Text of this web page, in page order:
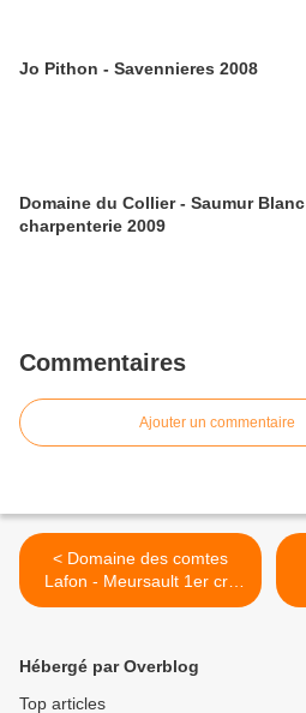
Jo Pithon - Savennieres 2008
Domaine du Collier - Saumur
charpenterie 2009
Commentaires
Ajouter un commentaire
< Domaine des comtes
Lafon - Meursault 1er cru
Goutte d'or 2002
Hébergé par Overblog
Top articles